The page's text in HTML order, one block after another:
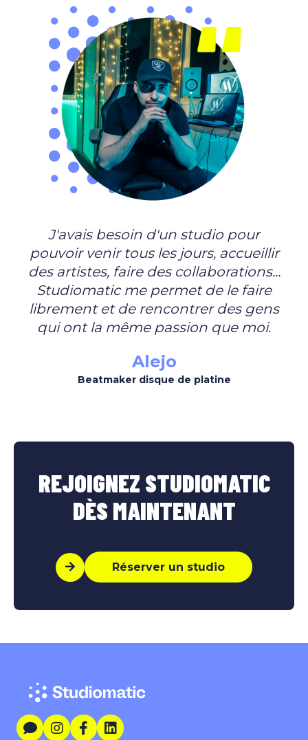
J'avais besoin d'un studio pour
pouvoir venir tous les jours, accueillir
des artistes, faire des collaborations...
Studiomatic me permet de le faire
librement et de rencontrer des gens
qui ont la même passion que moi.
Alejo
Beatmaker disque de platine
REJOIGNEZ STUDIOMATIC
DÈS MAINTENANT
Réserver un studio